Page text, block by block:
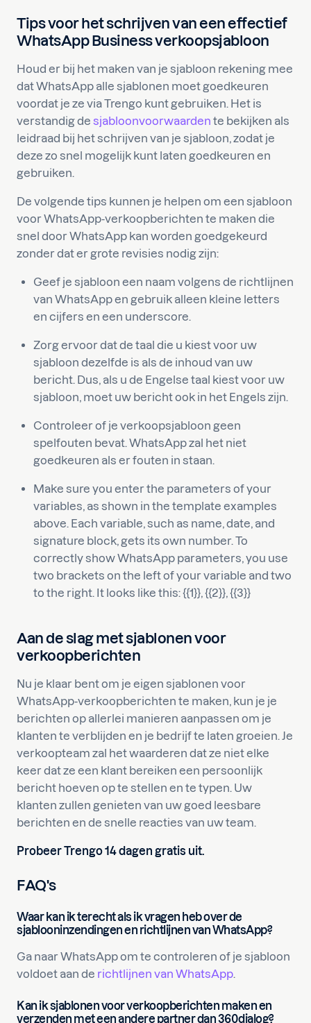
Tips voor het schrijven van een effectief
WhatsApp Business verkoopsjabloon
Houd er bij het maken van je sjabloon rekening mee
dat WhatsApp alle sjablonen moet goedkeuren
voordat je ze via Trengo kunt gebruiken. Het is
verstandig de sjabloonvoorwaarden te bekijken als
leidraad bij het schrijven van je sjabloon, zodat je
deze zo snel mogelijk kunt laten goedkeuren en
gebruiken.
De volgende tips kunnen je helpen om een sjabloon
voor WhatsApp-verkoopberichten te maken die
snel door WhatsApp kan worden goedgekeurd
zonder dat er grote revisies nodig zijn:
Geef je sjabloon een naam volgens de richtlijnen
van WhatsApp en gebruik alleen kleine letters
en cijfers en een underscore.
Zorg ervoor dat de taal die u kiest voor uw
sjabloon dezelfde is als de inhoud van uw
bericht. Dus, als u de Engelse taal kiest voor uw
sjabloon, moet uw bericht ook in het Engels zijn.
Controleer of je verkoopsjabloon geen
spelfouten bevat. WhatsApp zal het niet
goedkeuren als er fouten in staan.
Make sure you enter the parameters of your
variables, as shown in the template examples
above. Each variable, such as name, date, and
signature block, gets its own number. To
correctly show WhatsApp parameters, you use
two brackets on the left of your variable and two
to the right. It looks like this: {{1}}, {{2}}, {{3}}
Aan de slag met sjablonen voor
verkoopberichten
Nu je klaar bent om je eigen sjablonen voor
WhatsApp-verkoopberichten te maken, kun je je
berichten op allerlei manieren aanpassen om je
klanten te verblijden en je bedrijf te laten groeien. Je
verkoopteam zal het waarderen dat ze niet elke
keer dat ze een klant bereiken een persoonlijk
bericht hoeven op te stellen en te typen. Uw
klanten zullen genieten van uw goed leesbare
berichten en de snelle reacties van uw team.
Probeer Trengo 14 dagen gratis uit.
FAQ's
Waar kan ik terecht als ik vragen heb over de
sjablooninzendingen en richtlijnen van WhatsApp?
Ga naar WhatsApp om te controleren of je sjabloon
voldoet aan de richtlijnen van WhatsApp.
Kan ik sjablonen voor verkoopberichten maken en
verzenden met een andere partner dan 360dialog?